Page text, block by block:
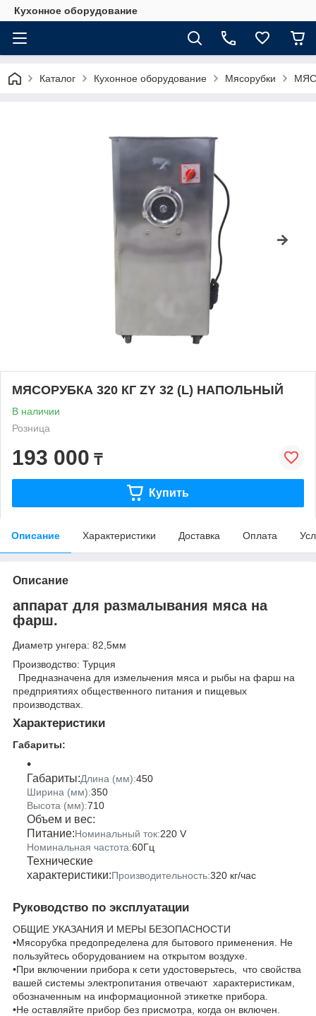
Кухонное оборудование
Каталог Кухонное оборудование Мясорубки
МЯСОРУБКА 320 КГ ZY 32 (L) НАПОЛЬНЫЙ
В наличии
Розница
193 000 ₸
Купить
Описание Характеристики Доставка Оплата
Описание
аппарат для размалывания мяса на
фарш.
Диаметр унгера: 82,5мм
Производство: Турция
Предназначена для измельчения мяса и рыбы на фарш на
предприятиях общественного питания и пищевых
производствах.
Характеристики
Габариты:
Габариты:Длина (мм):450
Ширина (мм):350
Высота (мм):710
Объем и вес:
Питание:Номинальный ток:220 V
Номинальная частота:60Гц
Технические
характеристики:Производительность:320 кг/час
Руководство по эксплуатации
ОБЩИЕ УКАЗАНИЯ И МЕРЫ БЕЗОПАСНОСТИ
•Мясорубка предопределена для бытового применения. Не
пользуйтесь оборудованием на открытом воздухе.
•При включении прибора к сети удостоверьтесь, что свойства
вашей системы электропитания отвечают характеристикам,
обозначенным на информационной этикетке прибора.
•Не оставляйте прибор без присмотра, когда он включен.